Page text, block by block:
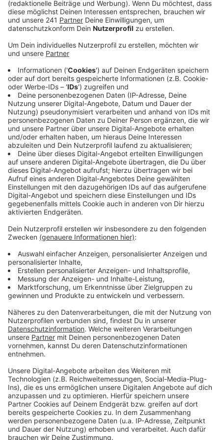
Anzeige
Veröffentlicht:Dienstag, 16.04.2024 09:48
Dabei geht es um Mobilität, zum Beispiel bei
Rollstuhlfahrern, bis zur Kommunikation mit
Lehrkräften und Mitschülern. 40 Inklusionskräfte sind
schon in unserer Stadt im Einsatz. Das wichtigste für
den Job, das betonen die Malteser, ist grundlegend
erstmal das Interesse an der Arbeit mit Kindern und
Jugendlichen. Schulbegleiter sollen auch eine
Vertrauensperson darstellen.Hierfindet ihr weitere
Infos zum Thema.
Anzeige
Anzeige
Leverkusen soll grüner werden
Stadt prüft Xabi-Alonso-Straße in Leverkusen
Beschädigte Blitzer in Leverkusen
Anzeige
Anzeige